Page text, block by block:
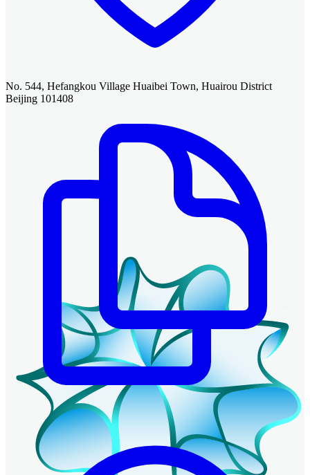
No. 544, Hefangkou Village Huaibei Town, Huairou District
Beijing 101408